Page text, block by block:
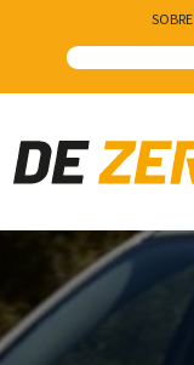
SOBRE
Main Navigation